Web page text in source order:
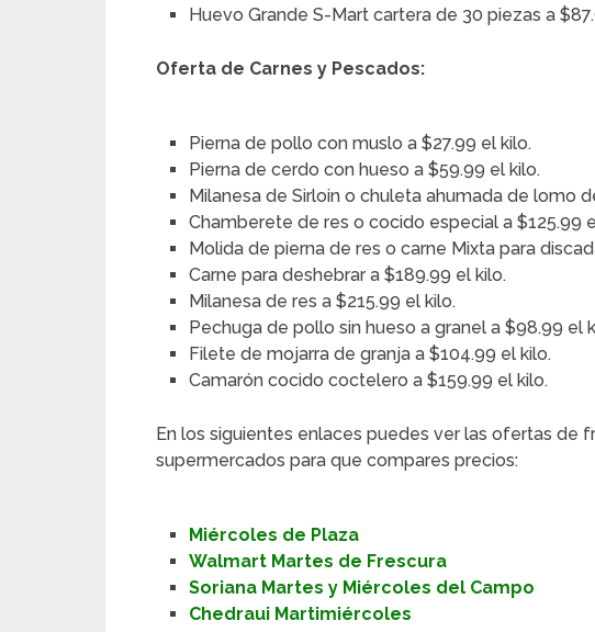
Huevo Grande S-Mart cartera de 30 piezas a
Oferta de Carnes y Pescados:
Pierna de pollo con muslo a $27.99 el kilo.
Pierna de cerdo con hueso a $59.99 el kilo.
Milanesa de Sirloin o chuleta ahumada de lomo
Chamberete de res o cocido especial a $125.99
Molida de pierna de res o carne Mixta para
Carne para deshebrar a $189.99 el kilo.
Milanesa de res a $215.99 el kilo.
Pechuga de pollo sin hueso a granel a $98.99 el
Filete de mojarra de granja a $104.99 el kilo.
Camarón cocido coctelero a $159.99 el kilo.
En los siguientes enlaces puedes ver las ofertas de
supermercados para que compares precios:
Miércoles de Plaza
Walmart Martes de Frescura
Soriana Martes y Miércoles del Campo
Chedraui Martimiércoles